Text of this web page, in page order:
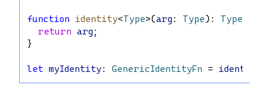
function identity<Type>(arg : Type): Type
return arg ;
}
let myIdentity: GenericIdentityFn = identity